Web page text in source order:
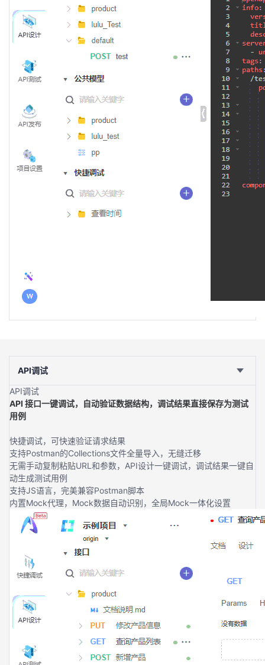
API调试
API调试
API 接口一键调试，自动验证数据结构，调试结果直接保存为测试
用例
快捷调试，可快速验证请求结果
支持Postman的Collections文件全量导入，无缝迁移
无需手动复制粘贴URL和参数，API设计一键调试，调试结果一键自
动生成测试用例
支持JS语言，完美兼容Postman脚本
内置Mock代理，Mock数据自动识别，全局Mock一体化设置